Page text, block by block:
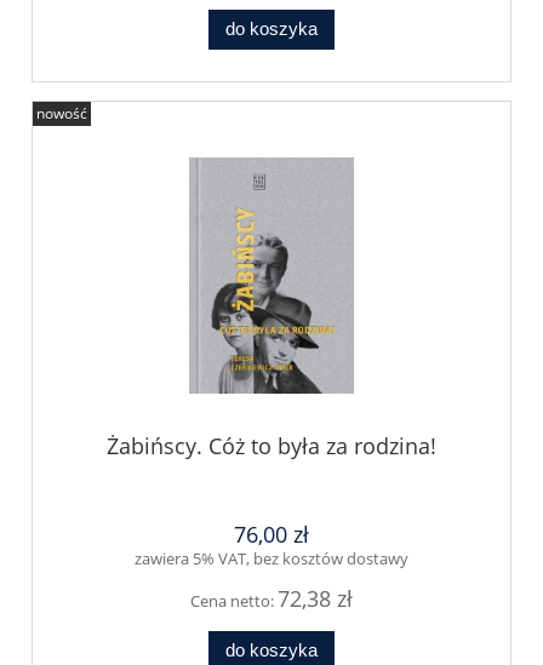
do koszyka
Żabińscy. Cóż to była za rodzina!
76,00 zł
zawiera 5% VAT, bez kosztów dostawy
Cena netto:72,38 zł
do koszyka
nowość